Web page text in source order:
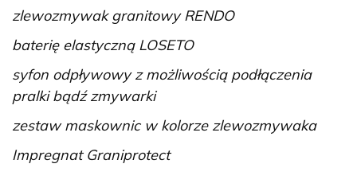
zlewozmywak granitowy RENDO
baterię elastyczną LOSETO
syfon odpływowy z możliwością podłączenia
pralki bądź zmywarki
zestaw maskownic w kolorze zlewozmywaka
Impregnat Graniprotect